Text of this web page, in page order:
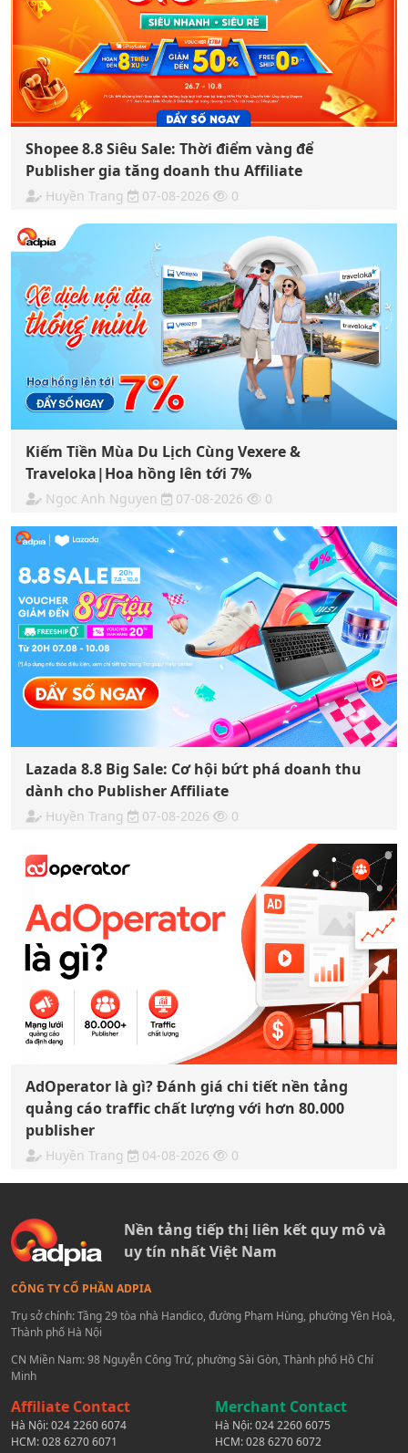
Shopee 8.8 Siêu Sale: Thời điểm vàng để
Publisher gia tăng doanh thu Affiliate
Huyền Trang 07-08-2026 0
Kiếm Tiền Mùa Du Lịch Cùng Vexere &
Traveloka|Hoa hồng lên tới 7%
Ngoc Anh Nguyen 07-08-2026 0
Lazada 8.8 Big Sale: Cơ hội bứt phá doanh thu
dành cho Publisher Affiliate
Huyền Trang 07-08-2026 0
AdOperator là gì? Đánh giá chi tiết nền tảng
quảng cáo traffic chất lượng với hơn 80.000
publisher
Huyền Trang 04-08-2026 0
Nền tảng tiếp thị liên kết quy mô và
uy tín nhất Việt Nam
CÔNG TY CỔ PHẦN ADPIA
Trụ sở chính: Tầng 29 tòa nhà Handico, đường Phạm Hùng, phường Yên Hoà,
Thành phố Hà Nội
CN Miền Nam: 98 Nguyễn Công Trứ, phường Sài Gòn, Thành phố Hồ Chí
Minh
Affiliate Contact
Hà Nội:024 2260 6074
HCM:028 6270 6071
Merchant Contact
Hà Nội:024 2260 6075
HCM:028 6270 6072